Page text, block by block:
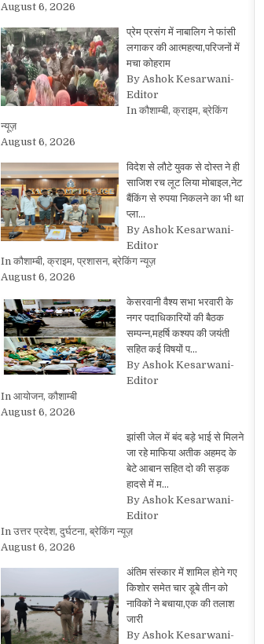
August 6, 2026
प्रेम प्रसंग में नाबालिग ने फांसी
लगाकर की आत्महत्या,परिजनों में
मचा कोहराम
By Ashok Kesarwani-
Editor
In कौशाम्बी, क्राइम, ब्रेकिंग
न्यूज़
August 6, 2026
विदेश से लौटे युवक से दोस्त ने ही
साजिश रच लूट लिया मोबाइल,नेट
बैंकिंग से रुपया निकलने का भी था
प्ला…
By Ashok Kesarwani-
Editor
In कौशाम्बी, क्राइम, प्रशासन, ब्रेकिंग न्यूज़
August 6, 2026
केसरवानी वैश्य सभा भरवारी के
नगर पदाधिकारियों की बैठक
सम्पन्न,महर्षि कश्यप की जयंती
सहित कई विषयों प…
By Ashok Kesarwani-
Editor
In आयोजन, कौशाम्बी
August 6, 2026
झांसी जेल में बंद बड़े भाई से मिलने
जा रहे माफिया अतीक अहमद के
बेटे आबान सहित दो की सड़क
हादसे में म…
By Ashok Kesarwani-
Editor
In उत्तर प्रदेश, दुर्घटना, ब्रेकिंग न्यूज़
August 6, 2026
अंतिम संस्कार में शामिल होने गए
किशोर समेत चार डूबे तीन को
नाविकों ने बचाया,एक की तलाश
जारी
By Ashok Kesarwani-